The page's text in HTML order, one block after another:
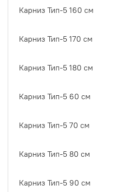
Карниз Тип-5 160 см
Карниз Тип-5 170 см
Карниз Тип-5 180 см
Карниз Тип-5 60 см
Карниз Тип-5 70 см
Карниз Тип-5 80 см
Карниз Тип-5 90 см